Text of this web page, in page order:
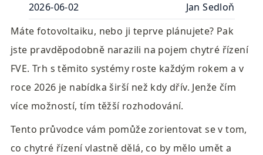
2026-06-02
Jan Sedloň
Máte fotovoltaiku, nebo ji teprve plánujete? Pak
jste pravděpodobně narazili na pojem chytré řízení
FVE. Trh s těmito systémy roste každým rokem a v
roce 2026 je nabídka širší než kdy dřív. Jenže čím
více možností, tím těžší rozhodování.
Tento průvodce vám pomůže zorientovat se v tom,
co chytré řízení vlastně dělá, co by mělo umět a